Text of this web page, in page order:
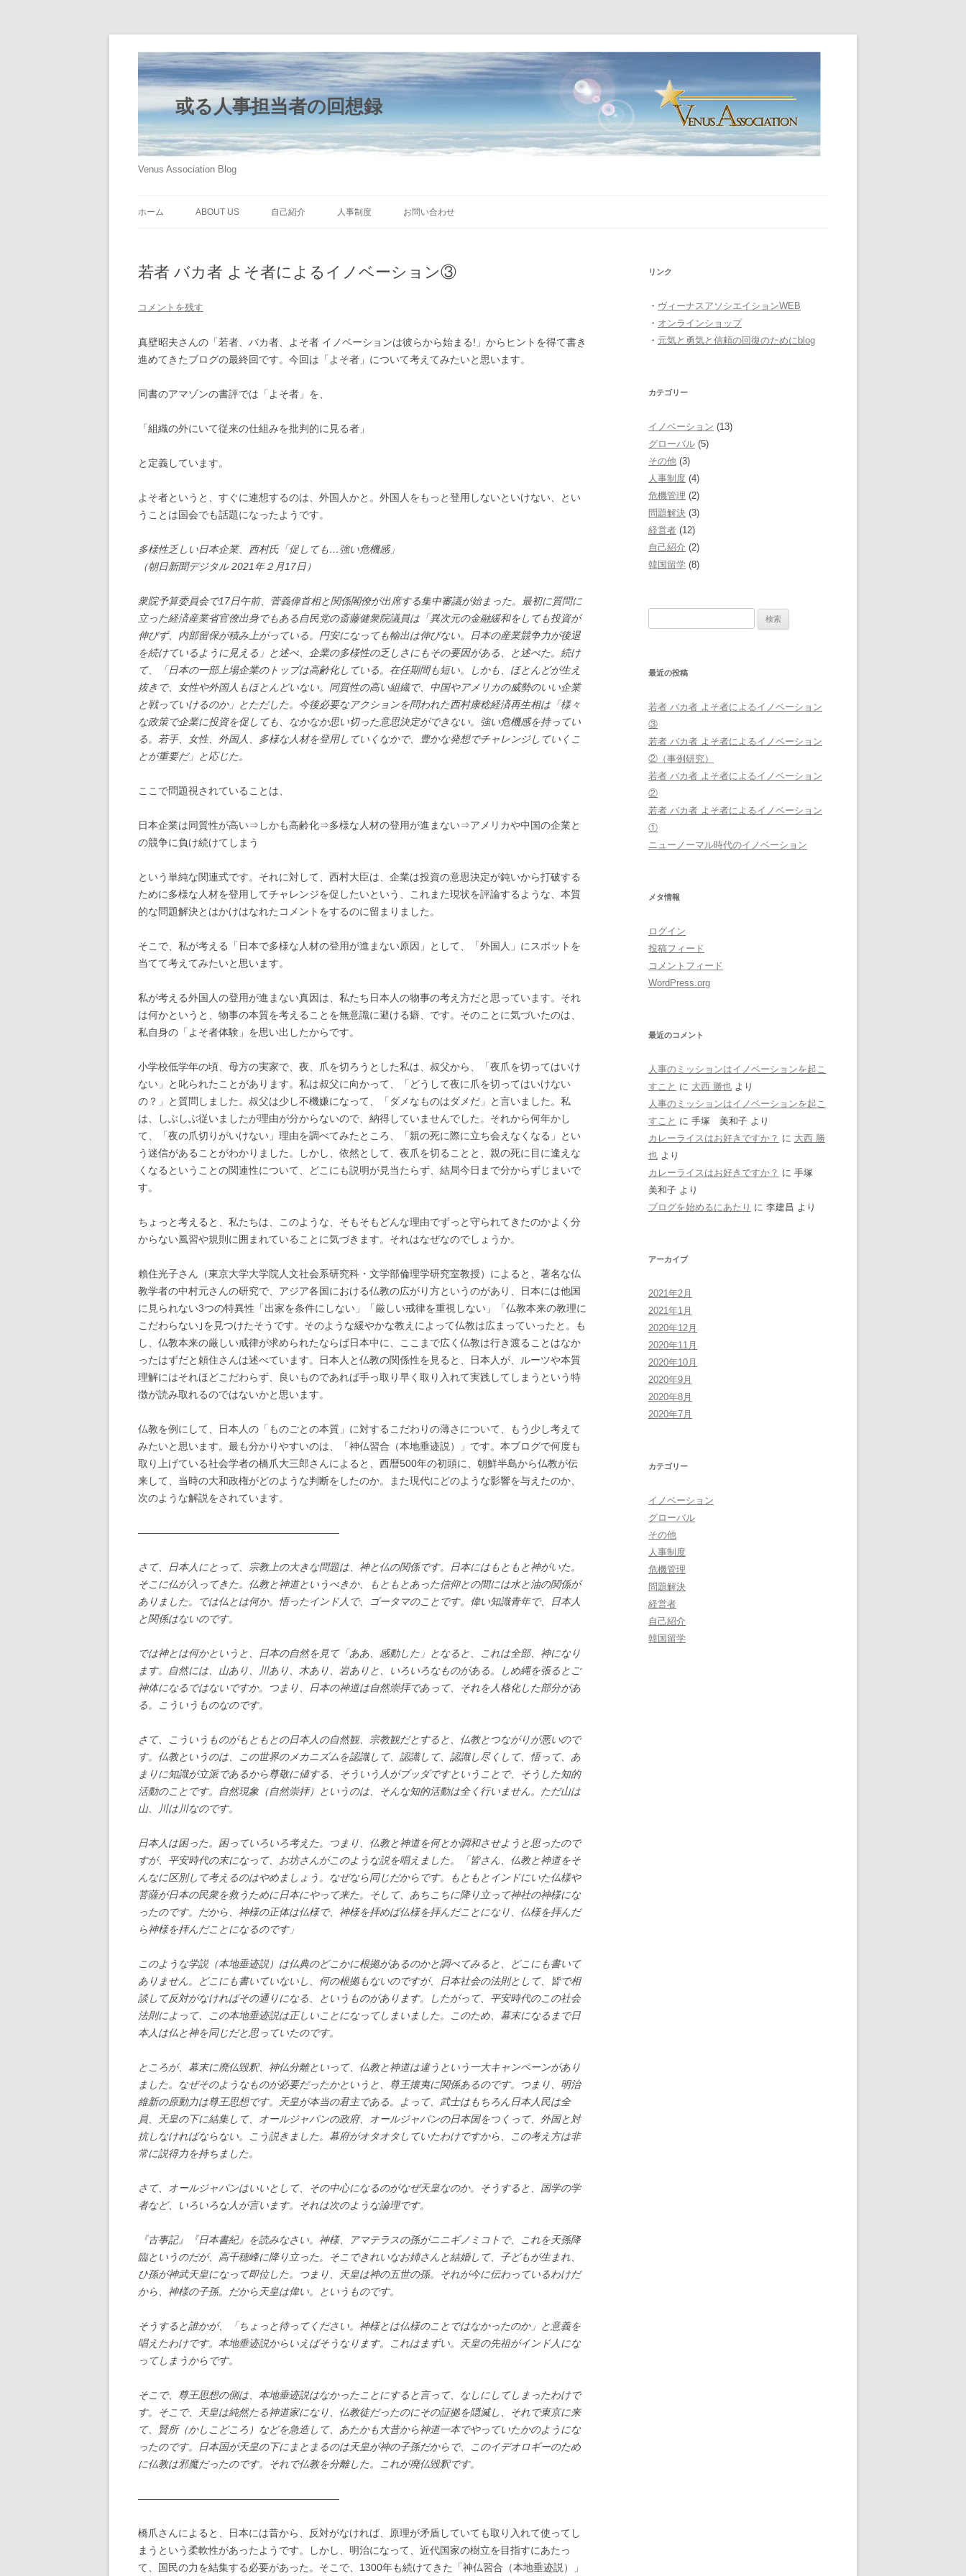
或る人事担当者の回想録
Venus Association Blog
ホーム ABOUT US 自己紹介 人事制度 お問い合わせ
若者 バカ者 よそ者によるイノベーション③
コメントを残す
真壁昭夫さんの「若者、バカ者、よそ者 イノベーションは彼らから始まる!」からヒントを得て書き
進めてきたブログの最終回です。今回は「よそ者」について考えてみたいと思います。
同書のアマゾンの書評では「よそ者」を、
「組織の外にいて従来の仕組みを批判的に見る者」
と定義しています。
よそ者というと、すぐに連想するのは、外国人かと。外国人をもっと登用しないといけない、とい
うことは国会でも話題になったようです。
多様性乏しい日本企業、西村氏「促しても…強い危機感」
（朝日新聞デジタル 2021年２月17日）
衆院予算委員会で17日午前、菅義偉首相と関係閣僚が出席する集中審議が始まった。最初に質問に
立った経済産業省官僚出身でもある自民党の斎藤健衆院議員は「異次元の金融緩和をしても投資が
伸びず、内部留保が積み上がっている。円安になっても輸出は伸びない。日本の産業競争力が後退
を続けているように見える」と述べ、企業の多様性の乏しさにもその要因がある、と述べた。続け
て、「日本の一部上場企業のトップは高齢化している。在任期間も短い。しかも、ほとんどが生え
抜きで、女性や外国人もほとんどいない。同質性の高い組織で、中国やアメリカの威勢のいい企業
と戦っていけるのか」とただした。今後必要なアクションを問われた西村康稔経済再生相は「様々
な政策で企業に投資を促しても、なかなか思い切った意思決定ができない。強い危機感を持ってい
る。若手、女性、外国人、多様な人材を登用していくなかで、豊かな発想でチャレンジしていくこ
とが重要だ」と応じた。
ここで問題視されていることは、
日本企業は同質性が高い⇒しかも高齢化⇒多様な人材の登用が進まない⇒アメリカや中国の企業と
の競争に負け続けてしまう
という単純な関連式です。それに対して、西村大臣は、企業は投資の意思決定が鈍いから打破する
ために多様な人材を登用してチャレンジを促したいという、これまた現状を評論するような、本質
的な問題解決とはかけはなれたコメントをするのに留まりました。
そこで、私が考える「日本で多様な人材の登用が進まない原因」として、「外国人」にスポットを
当てて考えてみたいと思います。
私が考える外国人の登用が進まない真因は、私たち日本人の物事の考え方だと思っています。それ
は何かというと、物事の本質を考えることを無意識に避ける癖、です。そのことに気づいたのは、
私自身の「よそ者体験」を思い出したからです。
小学校低学年の頃、母方の実家で、夜、爪を切ろうとした私は、叔父から、「夜爪を切ってはいけ
ない」と叱られたことがあります。私は叔父に向かって、「どうして夜に爪を切ってはいけない
の？」と質問しました。叔父は少し不機嫌になって、「ダメなものはダメだ」と言いました。私
は、しぶしぶ従いましたが理由が分からないので、納得していませんでした。それから何年かし
て、「夜の爪切りがいけない」理由を調べてみたところ、「親の死に際に立ち会えなくなる」とい
う迷信があることがわかりました。しかし、依然として、夜爪を切ることと、親の死に目に逢えな
くなるということの関連性について、どこにも説明が見当たらず、結局今日まで分からずじまいで
す。
ちょっと考えると、私たちは、このような、そもそもどんな理由でずっと守られてきたのかよく分
からない風習や規則に囲まれていることに気づきます。それはなぜなのでしょうか。
賴住光子さん（東京大学大学院人文社会系研究科・文学部倫理学研究室教授）によると、著名な仏
教学者の中村元さんの研究で、アジア各国における仏教の広がり方というのがあり、日本には他国
に見られない3つの特異性「出家を条件にしない」「厳しい戒律を重視しない」「仏教本来の教理に
こだわらない｣を見つけたそうです。そのような緩やかな教えによって仏教は広まっていったと。も
し、仏教本来の厳しい戒律が求められたならば日本中に、ここまで広く仏教は行き渡ることはなか
ったはずだと頼住さんは述べています。日本人と仏教の関係性を見ると、日本人が、ルーツや本質
理解にはそれほどこだわらず、良いものであれば手っ取り早く取り入れて実践してしまうという特
徴が読み取れるのではないかと思います。
仏教を例にして、日本人の「ものごとの本質」に対するこだわりの薄さについて、もう少し考えて
みたいと思います。最も分かりやすいのは、「神仏習合（本地垂迹説）」です。本ブログで何度も
取り上げている社会学者の橋爪大三郎さんによると、西暦500年の初頭に、朝鮮半島から仏教が伝
来して、当時の大和政権がどのような判断をしたのか。また現代にどのような影響を与えたのか、
次のような解説をされています。
————————————————————
さて、日本人にとって、宗教上の大きな問題は、神と仏の関係です。日本にはもともと神がいた。
そこに仏が入ってきた。仏教と神道というべきか、もともとあった信仰との間には水と油の関係が
ありました。では仏とは何か。悟ったインド人で、ゴータマのことです。偉い知識青年で、日本人
と関係はないのです。
では神とは何かというと、日本の自然を見て「ああ、感動した」となると、これは全部、神になり
ます。自然には、山あり、川あり、木あり、岩ありと、いろいろなものがある。しめ縄を張るとご
神体になるではないですか。つまり、日本の神道は自然崇拝であって、それを人格化した部分があ
る。こういうものなのです。
さて、こういうものがもともとの日本人の自然観、宗教観だとすると、仏教とつながりが悪いので
す。仏教というのは、この世界のメカニズムを認識して、認識して、認識し尽くして、悟って、あ
まりに知識が立派であるから尊敬に値する、そういう人がブッダですということで、そうした知的
活動のことです。自然現象（自然崇拝）というのは、そんな知的活動は全く行いません。ただ山は
山、川は川なのです。
日本人は困った。困っていろいろ考えた。つまり、仏教と神道を何とか調和させようと思ったので
すが、平安時代の末になって、お坊さんがこのような説を唱えました。「皆さん、仏教と神道をそ
んなに区別して考えるのはやめましょう。なぜなら同じだからです。もともとインドにいた仏様や
菩薩が日本の民衆を救うために日本にやって来た。そして、あちこちに降り立って神社の神様にな
ったのです。だから、神様の正体は仏様で、神様を拝めば仏様を拝んだことになり、仏様を拝んだ
ら神様を拝んだことになるのです」
このような学説（本地垂迹説）は仏典のどこかに根拠があるのかと調べてみると、どこにも書いて
ありません。どこにも書いていないし、何の根拠もないのですが、日本社会の法則として、皆で相
談して反対がなければその通りになる、というものがあります。したがって、平安時代のこの社会
法則によって、この本地垂迹説は正しいことになってしまいました。このため、幕末になるまで日
本人は仏と神を同じだと思っていたのです。
ところが、幕末に廃仏毀釈、神仏分離といって、仏教と神道は違うという一大キャンペーンがあり
ました。なぜそのようなものが必要だったかというと、尊王攘夷に関係あるのです。つまり、明治
維新の原動力は尊王思想です。天皇が本当の君主である。よって、武士はもちろん日本人民は全
員、天皇の下に結集して、オールジャパンの政府、オールジャパンの日本国をつくって、外国と対
抗しなければならない。こう説きました。幕府がオタオタしていたわけですから、この考え方は非
常に説得力を持ちました。
さて、オールジャパンはいいとして、その中心になるのがなぜ天皇なのか。そうすると、国学の学
者など、いろいろな人が言います。それは次のような論理です。
『古事記』『日本書紀』を読みなさい。神様、アマテラスの孫がニニギノミコトで、これを天孫降
臨というのだが、高千穂峰に降り立った。そこできれいなお姉さんと結婚して、子どもが生まれ、
ひ孫が神武天皇になって即位した。つまり、天皇は神の五世の孫。それが今に伝わっているわけだ
から、神様の子孫。だから天皇は偉い。というものです。
そうすると誰かが、「ちょっと待ってください。神様とは仏様のことではなかったのか」と意義を
唱えたわけです。本地垂迹説からいえばそうなります。これはまずい。天皇の先祖がインド人にな
ってしまうからです。
そこで、尊王思想の側は、本地垂迹説はなかったことにすると言って、なしにしてしまったわけで
す。そこで、天皇は純然たる神道家になり、仏教徒だったのにその証拠を隠滅し、それで東京に来
て、賢所（かしこどころ）などを急造して、あたかも大昔から神道一本でやっていたかのようにな
ったのです。日本国が天皇の下にまとまるのは天皇が神の子孫だからで、このイデオロギーのため
に仏教は邪魔だったのです。それで仏教を分離した。これが廃仏毀釈です。
————————————————————
橋爪さんによると、日本には昔から、反対がなければ、原理が矛盾していても取り入れて使ってし
まうという柔軟性があったようです。しかし、明治になって、近代国家の樹立を目指すにあたっ
て、国民の力を結集する必要があった。そこで、1300年も続けてきた「神仏習合（本地垂迹説）」
リンク
・ ヴィーナスアソシエイションWEB
・ オンラインショップ
・ 元気と勇気と信頼の回復のためにblog
カテゴリー
イノベーション (13)
グローバル (5)
その他 (3)
人事制度 (4)
危機管理 (2)
問題解決 (3)
経営者 (12)
自己紹介 (2)
韓国留学 (8)
最近の投稿
若者 バカ者 よそ者によるイノベーション
③
若者 バカ者 よそ者によるイノベーション
②（事例研究）
若者 バカ者 よそ者によるイノベーション
②
若者 バカ者 よそ者によるイノベーション
①
ニューノーマル時代のイノベーション
メタ情報
ログイン
投稿フィード
コメントフィード
WordPress.org
最近のコメント
人事のミッションはイノベーションを起こ
すこと に 大西 勝也 より
人事のミッションはイノベーションを起こ
すこと に 手塚 美和子 より
カレーライスはお好きですか？ に 大西 勝
也 より
カレーライスはお好きですか？ に 手塚
美和子 より
ブログを始めるにあたり に 李建昌 より
アーカイブ
2021年2月
2021年1月
2020年12月
2020年11月
2020年10月
2020年9月
2020年8月
2020年7月
カテゴリー
イノベーション
グローバル
その他
人事制度
危機管理
問題解決
経営者
自己紹介
韓国留学